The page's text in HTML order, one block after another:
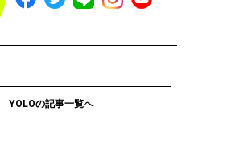
YOLOの記事一覧へ